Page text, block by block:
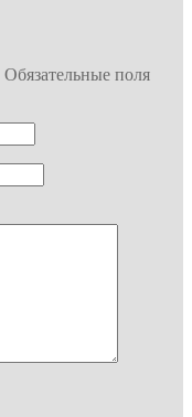
Обязательные поля